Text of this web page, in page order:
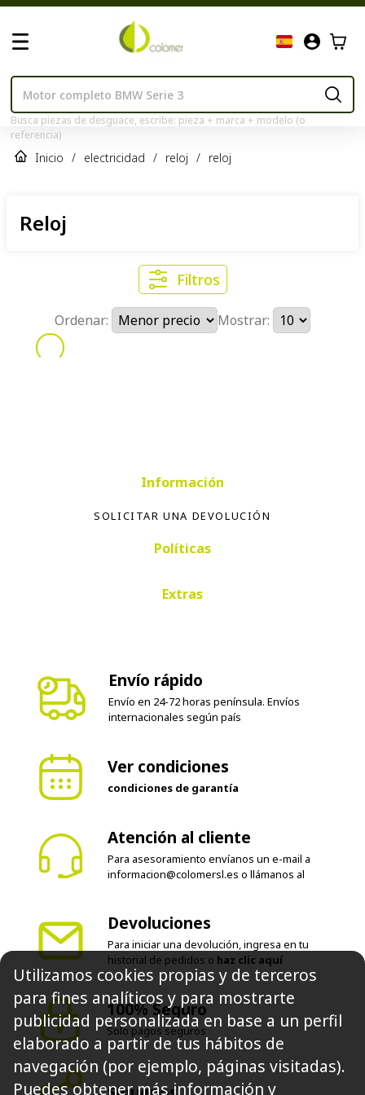
Busca piezas de desguace, escribe: pieza + marca + modelo (o
referencia)
Inicio / electricidad / reloj / reloj
Reloj
Filtros
Ordenar: Mostrar:
Información
SOLICITAR UNA DEVOLUCIÓN
Políticas
Extras
Envío rápido
Envío en 24-72 horas península. Envíos
internacionales según país
Ver condiciones
condiciones de garantía
Atención al cliente
Para asesoramiento envíanos un e-mail a
informacion@colomersl.es o llámanos al
Devoluciones
Para iniciar una devolución, ingresa en tu
historial de pedidos o haz clic aquí
100% Seguro
Solo pagos seguros
Utilizamos cookies propias y de terceros
para fines analíticos y para mostrarte
publicidad personalizada en base a un perfil
elaborado a partir de tus hábitos de
navegación (por ejemplo, páginas visitadas).
Puedes obtener más información y